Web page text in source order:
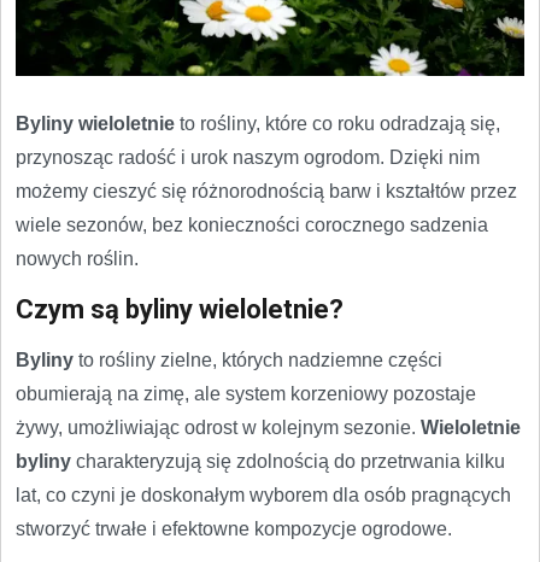
Byliny wieloletnie to rośliny, które co roku odradzają się,
przynosząc radość i urok naszym ogrodom. Dzięki nim
możemy cieszyć się różnorodnością barw i kształtów przez
wiele sezonów, bez konieczności corocznego sadzenia
nowych roślin.
Czym są byliny wieloletnie?
Byliny to rośliny zielne, których nadziemne części
obumierają na zimę, ale system korzeniowy pozostaje
żywy, umożliwiając odrost w kolejnym sezonie. Wieloletnie
byliny charakteryzują się zdolnością do przetrwania kilku
lat, co czyni je doskonałym wyborem dla osób pragnących
stworzyć trwałe i efektowne kompozycje ogrodowe.